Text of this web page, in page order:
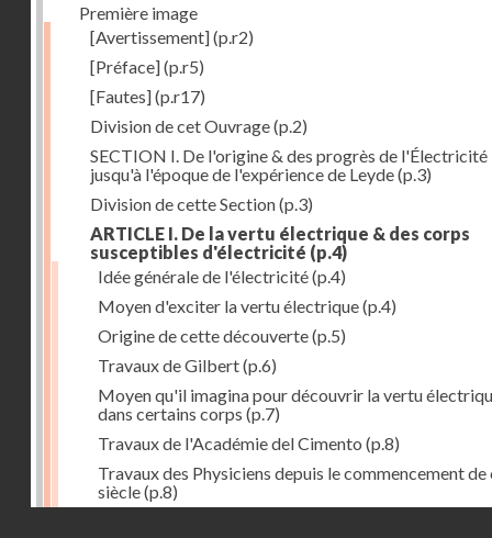
Première image
[Avertissement](p.r2)
[Préface](p.r5)
[Fautes](p.r17)
Division de cet Ouvrage(p.2)
SECTION I. De l'origine & des progrès de l'Électricité
jusqu'à l'époque de l'expérience de Leyde(p.3)
Division de cette Section(p.3)
ARTICLE I. De la vertu électrique & des corps
susceptibles d'électricité (p.4)
Idée générale de l'électricité(p.4)
Moyen d'exciter la vertu électrique(p.4)
Origine de cette découverte(p.5)
Travaux de Gilbert(p.6)
Moyen qu'il imagina pour découvrir la vertu
dans certains corps (p.7)
Travaux de l'Académie del Cimento (p.8)
Travaux des Physiciens depuis le commencement de
siècle(p.8)